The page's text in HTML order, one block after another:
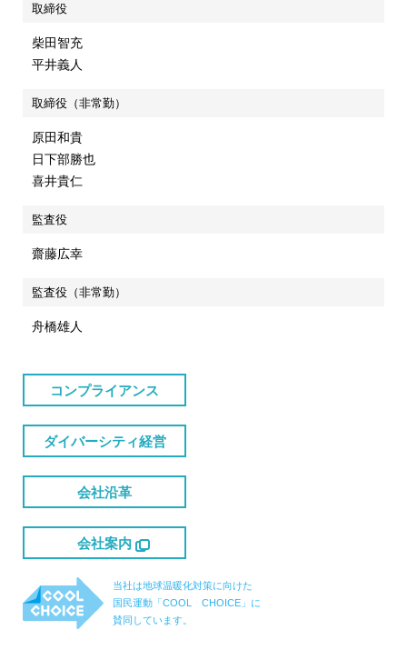
取締役
柴田智充
平井義人
取締役（非常勤）
原田和貴
日下部勝也
喜井貴仁
監査役
齋藤広幸
監査役（非常勤）
舟橋雄人
コンプライアンス
ダイバーシティ経営
会社沿革
会社案内
当社は地球温暖化対策に向けた
国民運動「COOL CHOICE」に
賛同しています。